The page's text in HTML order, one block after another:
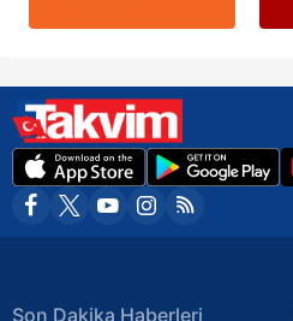
Son Dakika Haberleri